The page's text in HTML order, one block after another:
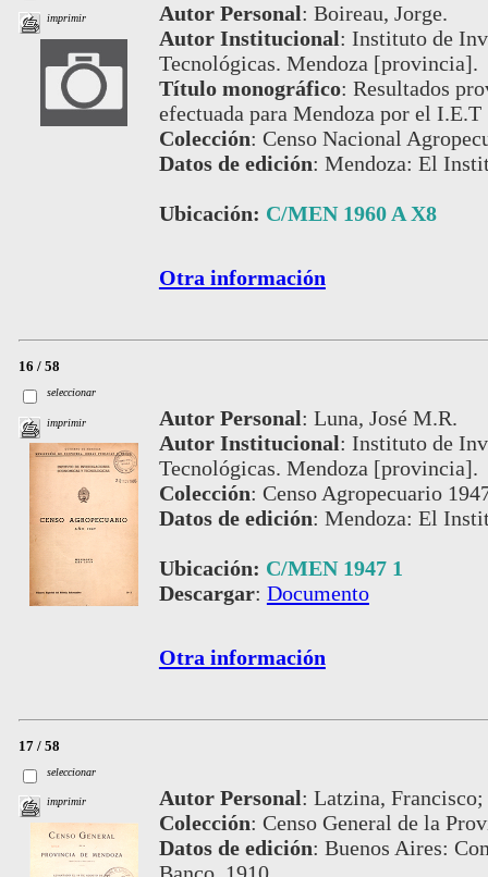
imprimir Autor Personal: Boireau, Jorge.
Autor Institucional: Instituto de
Tecnológicas. Mendoza [provincia].
Título monográfico: Resultados
efectuada para Mendoza por el I.E.T
Colección: Censo Nacional
Datos de edición: Mendoza: El
Ubicación: C/MEN 1960 A X8
Otra información
16 / 58
seleccionar
imprimir Autor Personal: Luna, José M.R.
Autor Institucional: Instituto de
Tecnológicas. Mendoza [provincia].
Colección: Censo Agropecuario
Datos de edición: Mendoza: El
Ubicación: C/MEN 1947 1
Descargar: Documento
Otra información
17 / 58
seleccionar
imprimir Autor Personal: Latzina,
Colección: Censo General de la
Datos de edición: Buenos Aires: